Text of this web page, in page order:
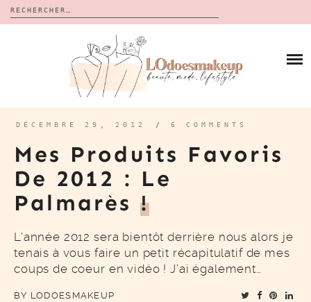
Rechercher :
CALENDRIERS DE L’AVENT
BON PLAN
À PROPOS
CONTACT
DÉCEMBRE 29, 2012 / 6 COMMENTS
Mes Produits Favoris
De 2012 : Le
Palmarès !
L’année 2012 sera bientôt derrière nous alors je
tenais à vous faire un petit récapitulatif de mes
coups de coeur en vidéo ! J’ai également…
BY LODOESMAKEUP